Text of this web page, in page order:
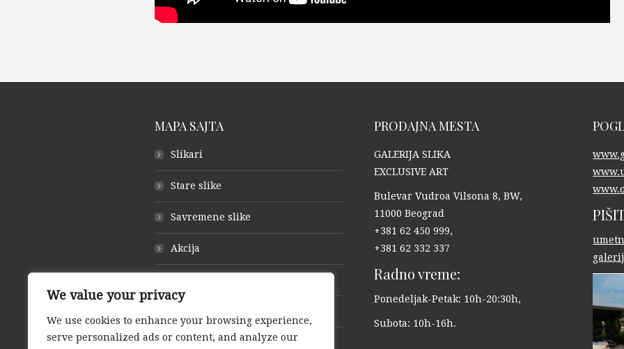
We value your privacy
We use cookies to enhance your browsing experience,
serve personalized ads or content, and analyze our
MAPA SAJTA
Slikari
Stare slike
Savremene slike
Akcija
Kontakt
PRODAJNA MESTA
GALERIJA SLIKA
EXCLUSIVE ART
Bulevar Vudroa Vilsona 8, BW,
11000 Beograd
+381 62 450 999,
+381 62 332 337
Radno vreme:
Ponedeljak-Petak: 10h-20:30h,
Subota: 10h-16h.